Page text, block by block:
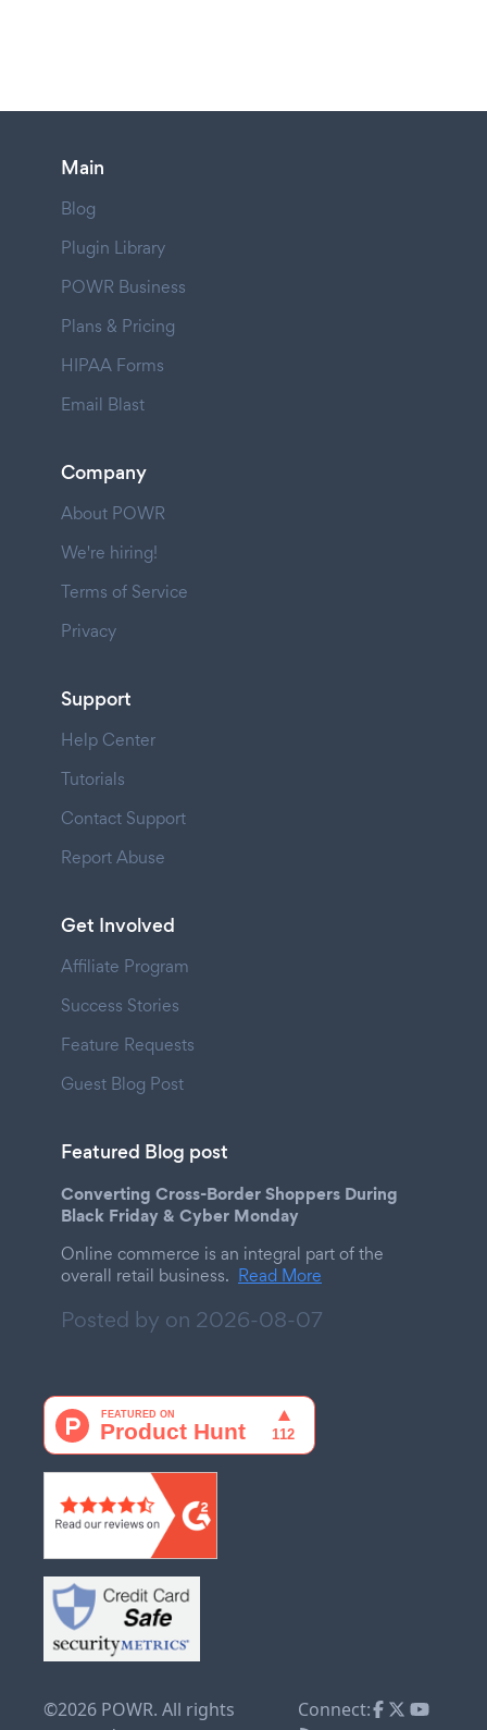
Main
Blog
Plugin Library
POWR Business
Plans & Pricing
HIPAA Forms
Email Blast
Company
About POWR
We're hiring!
Terms of Service
Privacy
Support
Help Center
Tutorials
Contact Support
Report Abuse
Get Involved
Affiliate Program
Success Stories
Feature Requests
Guest Blog Post
Featured Blog post
Converting Cross-Border Shoppers During
Black Friday & Cyber Monday
Online commerce is an integral part of the
overall retail business. Read More
Posted by on 2026-08-07
©2026 POWR. All rights
Connect: